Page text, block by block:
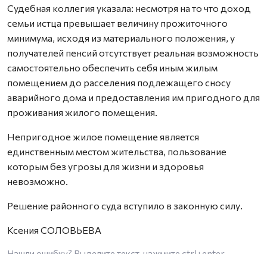
Судебная коллегия указала: несмотря на то что доход
семьи истца превышает величину прожиточного
минимума, исходя из материального положения, у
получателей пенсий отсутствует реальная возможность
самостоятельно обеспечить себя иным жилым
помещением до расселения подлежащего сносу
аварийного дома и предоставления им пригодного для
проживания жилого помещения.
Непригодное жилое помещение является
единственным местом жительства, пользование
которым без угрозы для жизни и здоровья
невозможно.
Решение районного суда вступило в законную силу.
Ксения СОЛОВЬЕВА